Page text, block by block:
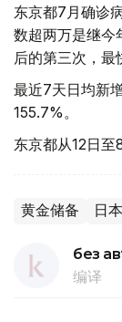
东京都7月确诊
数超两万是继今
后的第三次，最
最近7天日均新
155.7%。
东京都从12日至
黄金储备 日本
без
编译